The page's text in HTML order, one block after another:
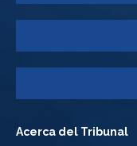
Acerca del Tribunal